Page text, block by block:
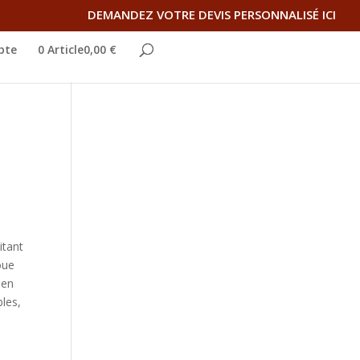
DEMANDEZ VOTRE DEVIS PERSONNALISÉ ICI
0 Article0,00 €